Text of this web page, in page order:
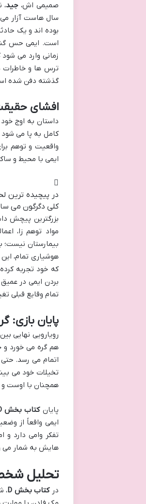
صمیمی اش، جید
سال هاست آزار
بوده اند و یک
است. ایمی حس
ترس ها و خاطرات
گذشته دفن شده
افشای
کامل به پا می شود
واقعیت و توهم
ایمی با محیط و
در پیچیده ترین
کلی دگرگون می
بزرگترین پیچش
بیمارستان نیست؛
هوشیاری تمام،
که خود تجربه
بردن ایمی در
تمام وقایع قبلی
پایان بازی:
رویارویی نهایی
هم گره می خورد و
همچنان با اوست و
پایانکتاب بخش D
ایمی واقعاً از
تفکر وامی دارد و
هایش به شمار می
تحلیل
درکتاب بخش D
،